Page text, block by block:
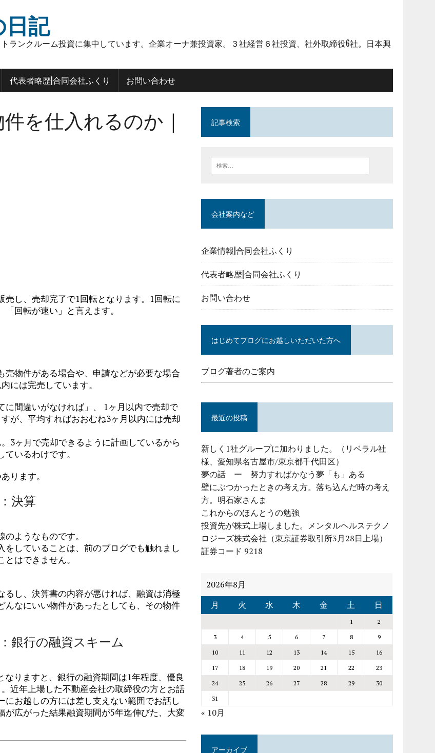
日記
ランクルーム投資に集中しています。企業オーナ兼投資家。３社経営６社投資、社外取締役6社。日本興
代表者略歴|合同会社ふくり お問い合わせ
を仕入れるのか｜
売し、売却完了で1回転となります。1回転に
回転が速い」と言えます。
物件がある場合や、申請などが必要な場合
には完売しています。
間違いがなければ」、 1ヶ月以内で売却で
が、平均すればおおむね3ヶ月以内には売却
3ヶ月で売却できるように計画しているから
いるわけです。
ります。
決算
ようなものです。
していることは、前のブログでも触れまし
はできません。
し、決算書の内容が悪ければ、融資は消極
なにいい物件があったとしても、その物件
銀行の融資スキーム
りますと、銀行の融資期間は1年程度、優良
近年上場した不動産会社の取締役の方とお話
お越しの方には差し支えない範囲でお話し
広がった結果融資期間が5年迄伸びた、大変
記事検索
会社案内など
企業情報|合同会社ふくり
代表者略歴|合同会社ふくり
お問い合わせ
はじめてブログにお越しいただいた方へ
ブログ著者のご案内
最近の投稿
新しく1社グループに加わりました。（リベラル社
様、愛知県名古屋市/東京都千代田区）
夢の話 ー 努力すればかなう夢「も」ある
壁にぶつかったときの考え方。落ち込んだ時の考え
方。明石家さんま
これからのほんとうの勉強
投資先が株式上場しました。メンタルヘルステクノ
ロジーズ株式会社（東京証券取引所3月28日上場）
証券コード 9218
2026年8月
月
火 水 木 金 土 日
1
2
3
4 5 6 7 8
9
10
11 12 13 14 15
16
17
18 19 20 21 22
23
24
25 26 27 28 29
30
31
« 10月
アーカイブ